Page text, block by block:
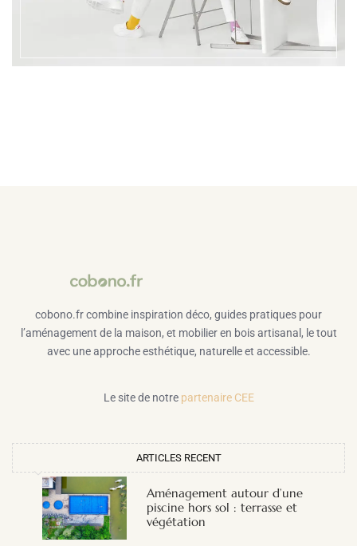
cobono.fr combine inspiration déco, guides pratiques pour
l’aménagement de la maison, et mobilier en bois artisanal, le tout
avec une approche esthétique, naturelle et accessible.
Le site de notre partenaire CEE
ARTICLES RECENT
Aménagement autour d’une
piscine hors sol : terrasse et
végétation